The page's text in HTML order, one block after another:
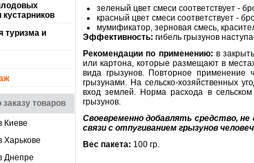
кустарников
туризма и
заказу товаров
Киеве
Харькове
Днепре
зеленый цвет смеси соответствует -
красный цвет смеси соответствует -
мумификатор, зерновая смесь,
Эффективность: гибель грызунов
Рекомендации по применению: в
или картона, которые размещают в
вида грызунов. Повторное применение
грызунами. На сельско-хозяйственных
вход землей. Норма расхода в
грызунов.
Своевременно добавлять средство, не
связи с отпугиванием грызунов
Вес пакета: 100 гр.